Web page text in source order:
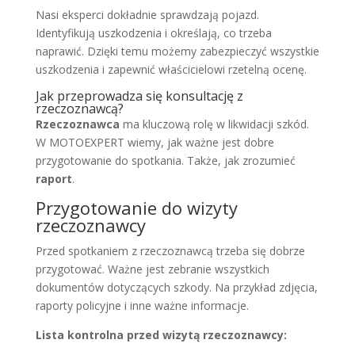
Nasi eksperci dokładnie sprawdzają pojazd.
Identyfikują uszkodzenia i określają, co trzeba
naprawić. Dzięki temu możemy zabezpieczyć wszystkie
uszkodzenia i zapewnić właścicielowi rzetelną ocenę.
Jak przeprowadza się konsultację z
rzeczoznawcą?
Rzeczoznawca ma kluczową rolę w likwidacji szkód.
W MOTOEXPERT wiemy, jak ważne jest dobre
przygotowanie do spotkania. Także, jak zrozumieć
raport.
Przygotowanie do wizyty
rzeczoznawcy
Przed spotkaniem z rzeczoznawcą trzeba się dobrze
przygotować. Ważne jest zebranie wszystkich
dokumentów dotyczących szkody. Na przykład zdjęcia,
raporty policyjne i inne ważne informacje.
Lista kontrolna przed wizytą rzeczoznawcy: